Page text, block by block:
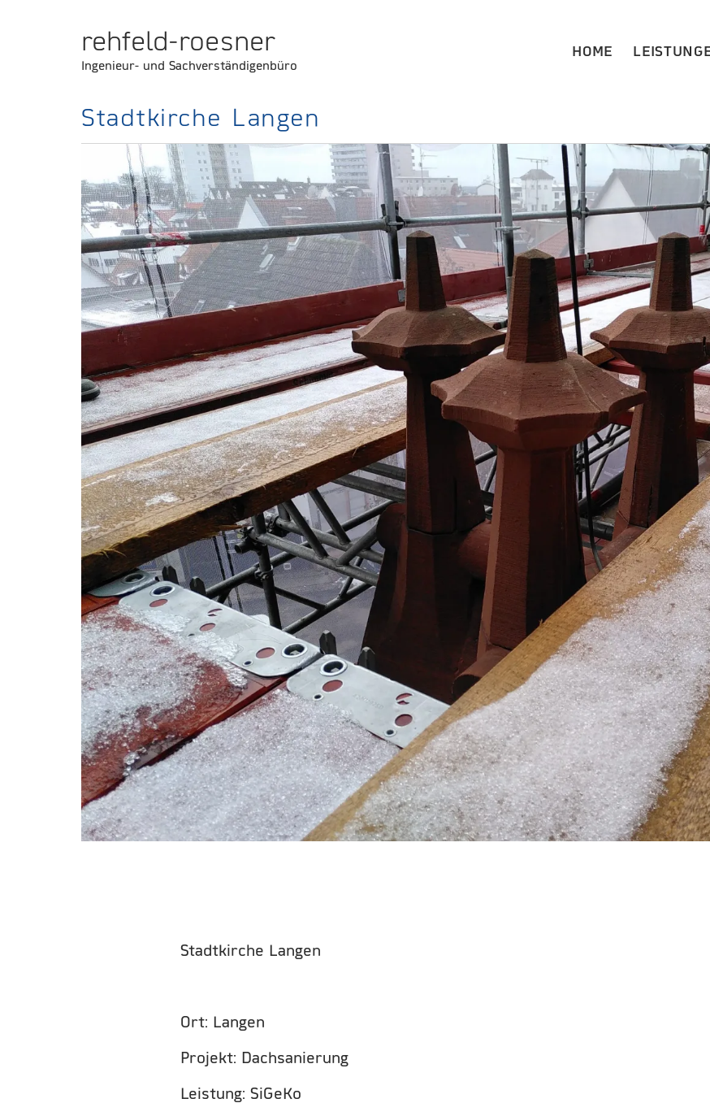
rehfeld-roesner
Ingenieur- und Sachverständigenbüro
HOME
Stadtkirche Langen
Stadtkirche Langen
Ort: Langen
Projekt: Dachsanierung
Leistung: SiGeKo